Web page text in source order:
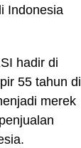
Indonesia
hadir di
55 tahun di
merek